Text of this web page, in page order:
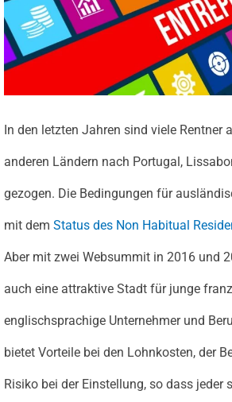
In den letzten Jahren sind viele Rentner
anderen Ländern nach Portugal,
gezogen. Die Bedingungen für
mit dem Status des Non Habitual
Aber mit zwei Websummit in 2016 und
auch eine attraktive Stadt für junge
englischsprachige Unternehmer und
bietet Vorteile bei den Lohnkosten, der
Risiko bei der Einstellung, so dass jeder